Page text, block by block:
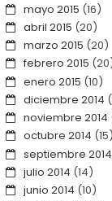
mayo 2015 (16)
abril 2015 (20)
marzo 2015 (20)
febrero 2015
enero 2015 (10)
diciembre 2014
noviembre 2014
octubre 2014 (15)
septiembre 2014
julio 2014 (14)
junio 2014 (10)